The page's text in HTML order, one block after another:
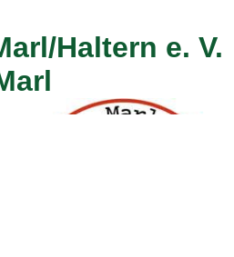
Haltern e. V.